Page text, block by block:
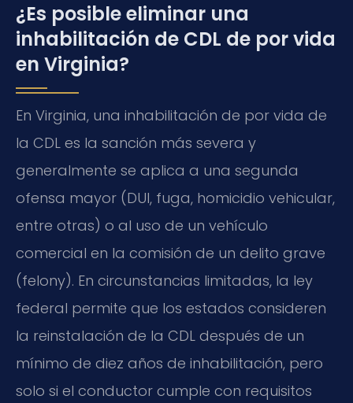
¿Es posible eliminar una
inhabilitación de CDL de por vida
en Virginia?
En Virginia, una inhabilitación de por vida de
la CDL es la sanción más severa y
generalmente se aplica a una segunda
ofensa mayor (DUI, fuga, homicidio vehicular,
entre otras) o al uso de un vehículo
comercial en la comisión de un delito grave
(felony). En circunstancias limitadas, la ley
federal permite que los estados consideren
la reinstalación de la CDL después de un
mínimo de diez años de inhabilitación, pero
solo si el conductor cumple con requisitos